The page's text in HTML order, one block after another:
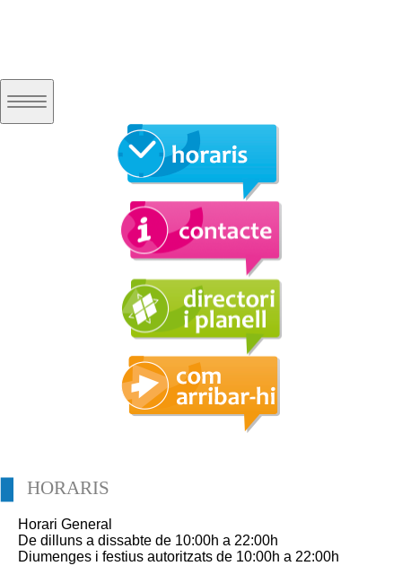
HORARIS
Horari General
De dilluns a dissabte de 10:00h a 22:00h
Diumenges i festius autoritzats de 10:00h a 22:00h